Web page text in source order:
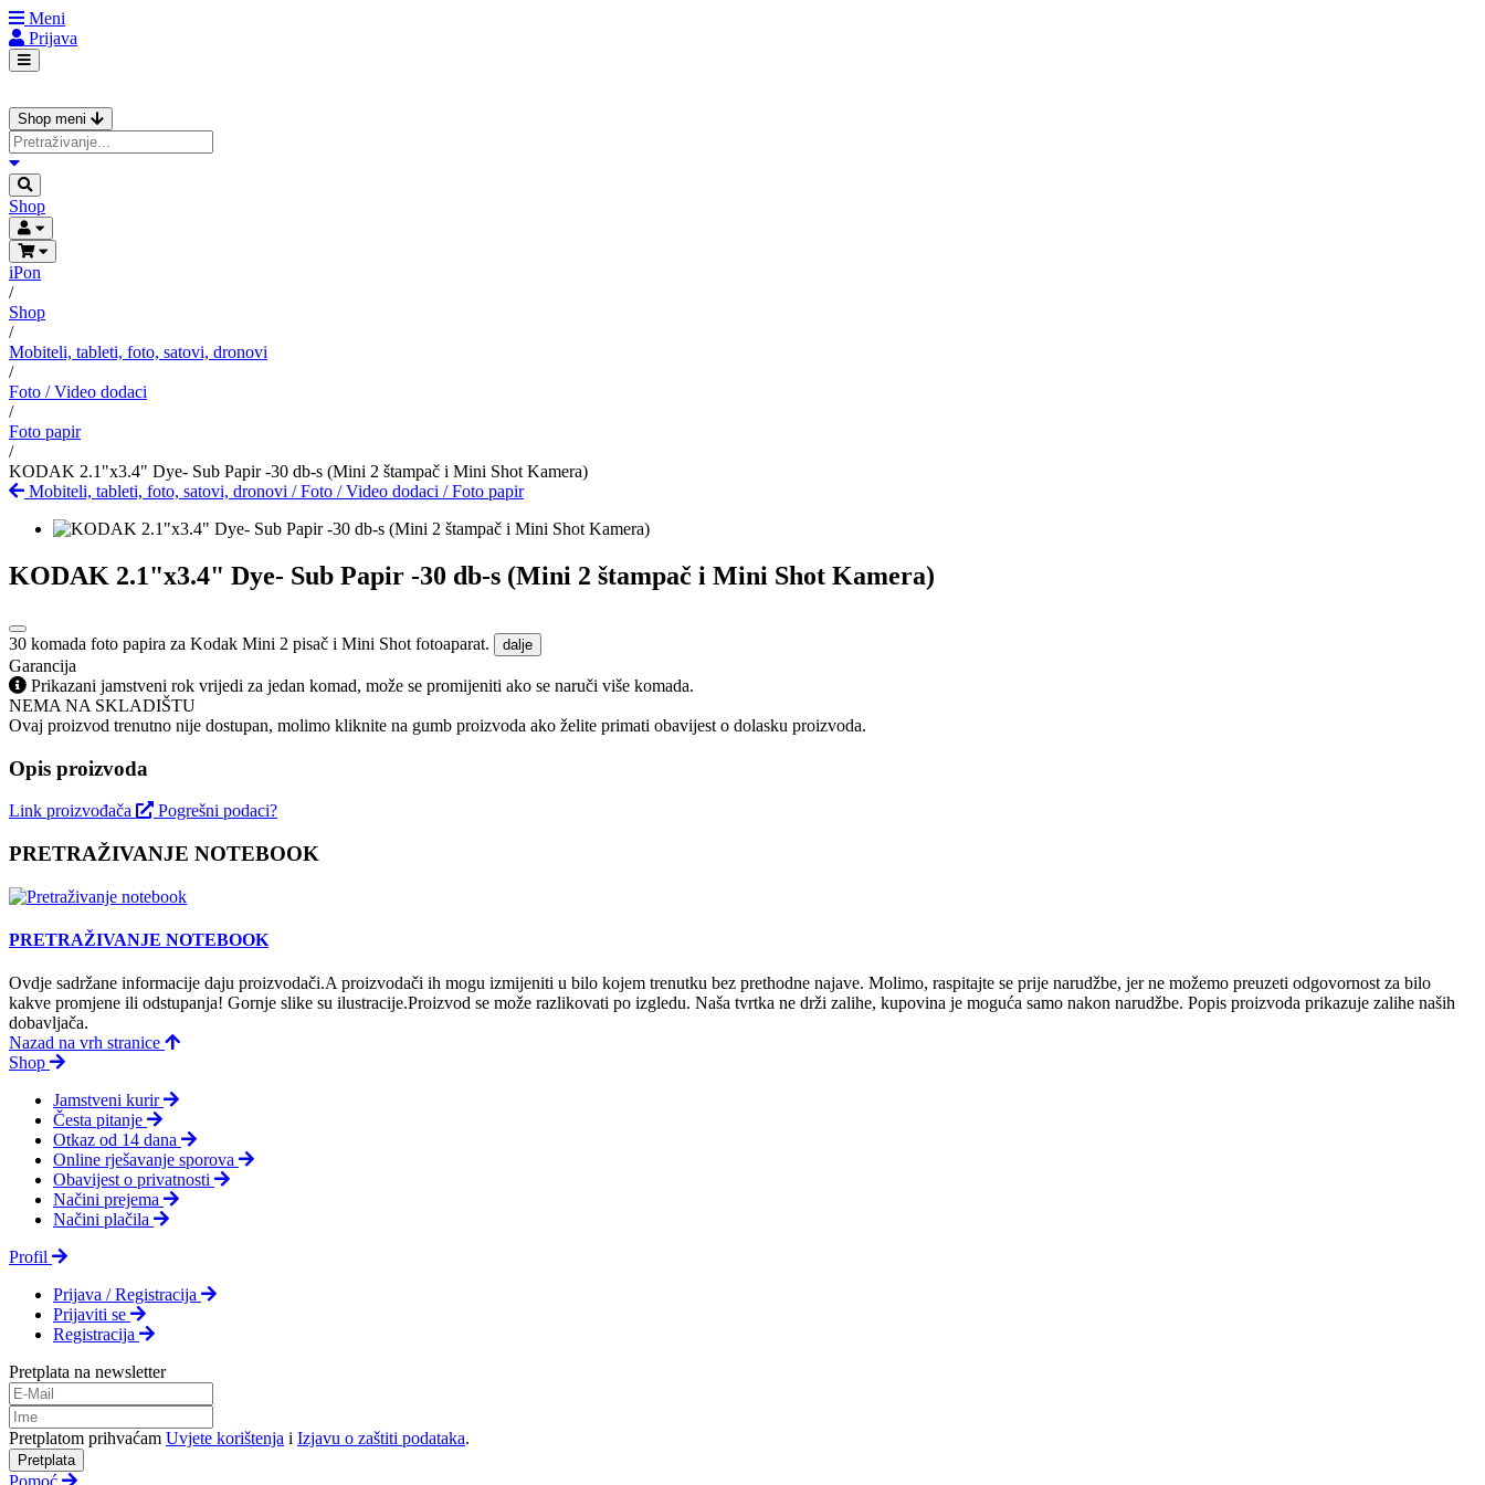
Meni
Prijava
Shop meni
Shop
iPon
/
Shop
/
Mobiteli, tableti, foto, satovi, dronovi
/
Foto / Video dodaci
/
Foto papir
/
KODAK 2.1"x3.4" Dye- Sub Papir -30 db-s (Mini 2 štampač i Mini Shot Kamera)
Mobiteli, tableti, foto, satovi, dronovi /Foto / Video dodaci /Foto papir
KODAK 2.1"x3.4" Dye- Sub Papir -30 db-s (Mini 2 štampač i Mini Shot Kamera)
30 komada foto papira za Kodak Mini 2 pisač i Mini Shot fotoaparat. dalje
Garancija
Prikazani jamstveni rok vrijedi za jedan komad, može se promijeniti ako se naruči više komada.
NEMA NA SKLADIŠTU
Ovaj proizvod trenutno nije dostupan, molimo kliknite na gumb proizvoda ako želite primati obavijest o dolasku proizvoda.
Opis proizvoda
Link proizvođača Pogrešni podaci?
PRETRAŽIVANJE NOTEBOOK
PRETRAŽIVANJE NOTEBOOK
Ovdje sadržane informacije daju proizvodači.A proizvodači ih mogu izmijeniti u bilo kojem trenutku bez prethodne najave. Molimo, raspitajte se prije narudžbe, jer ne možemo preuzeti odgovornost za bilo
kakve promjene ili odstupanja! Gornje slike su ilustracije.Proizvod se može razlikovati po izgledu. Naša tvrtka ne drži zalihe, kupovina je moguća samo nakon narudžbe. Popis proizvoda prikazuje zalihe naših
dobavljača.
Nazad na vrh stranice
Shop
Jamstveni kurir
Česta pitanje
Otkaz od 14 dana
Online rješavanje sporova
Obavijest o privatnosti
Načini prejema
Načini plačila
Profil
Prijava / Registracija
Prijaviti se
Registracija
Pretplata na newsletter
Pretplatom prihvaćam Uvjete korištenja i Izjavu o zaštiti podataka.
Pretplata